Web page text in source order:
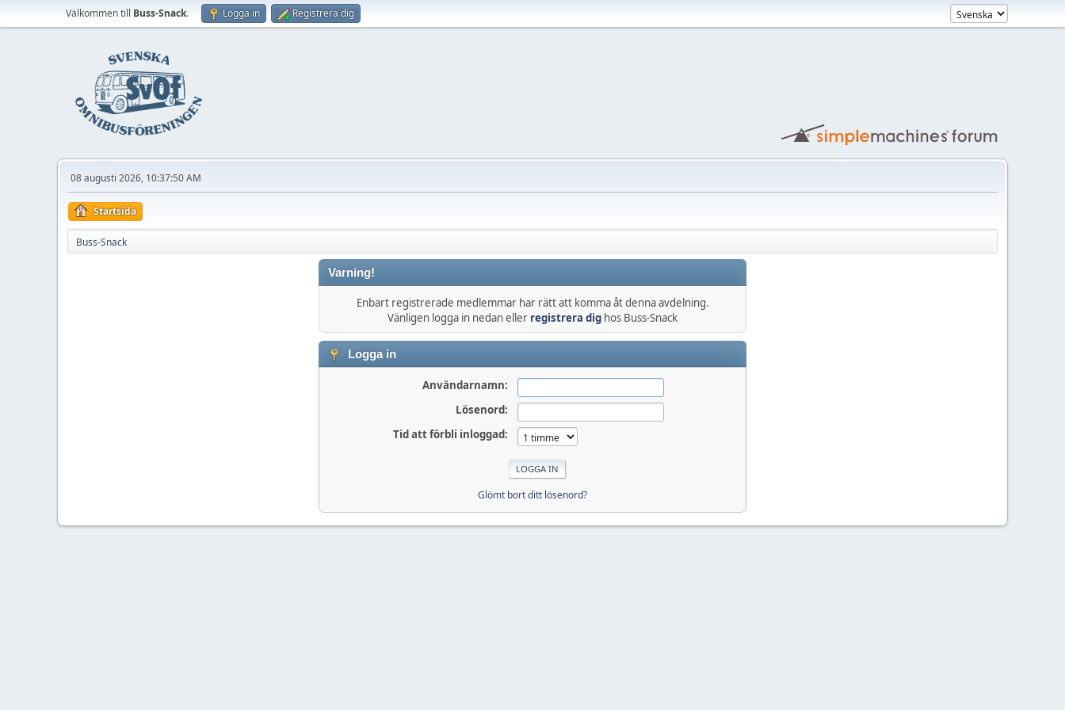
Välkommen till Buss-Snack. Logga in Registrera dig
08 augusti 2026, 10:37:50 AM
Startsida
Buss-Snack
Varning!
Enbart registrerade medlemmar har rätt att komma åt denna avdelning.
Vänligen logga in nedan eller registrera dig hos Buss-Snack
Logga in
Användarnamn:
Lösenord:
Tid att förbli inloggad:
Glömt bort ditt lösenord?